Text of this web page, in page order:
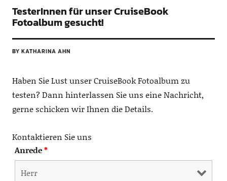
TesterInnen für unser CruiseBook
Fotoalbum gesucht!
BY KATHARINA AHN
Haben Sie Lust unser CruiseBook Fotoalbum zu
testen? Dann hinterlassen Sie uns eine Nachricht,
gerne schicken wir Ihnen die Details.
Kontaktieren Sie uns
Anrede*